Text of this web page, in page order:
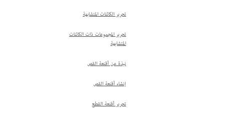
تحرير الكائنات المتشابهة
تحرير المجموعات ذات الكائنات
المتشابهة
نبذة عن أقنعة القص
إنشاء أقنعة القص
تحرير أقنعة القطع